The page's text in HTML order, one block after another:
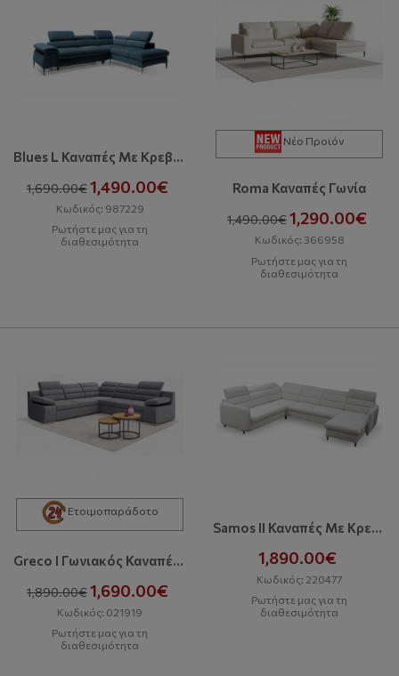
Blues L Καναπές Με Κρεβάτι
1,690.00€1,490.00€
Κωδικός: 987229
Ρωτήστε μας για τη
διαθεσιμότητα
Νέο Προϊόν
Roma Καναπές Γωνία
1,490.00€1,290.00€
Κωδικός: 366958
Ρωτήστε μας για τη
διαθεσιμότητα
Ετοιμοπαράδοτο
Greco I Γωνιακός Καναπές Με Κρεβάτι Και Αποθηκευτικό Χώρο
1,890.00€1,690.00€
Κωδικός: 021919
Ρωτήστε μας για τη
διαθεσιμότητα
Samos II Καναπές Με Κρεβάτι Και Αποθηκευτικό Χώρο
1,890.00€
Κωδικός: 220477
Ρωτήστε μας για τη
διαθεσιμότητα